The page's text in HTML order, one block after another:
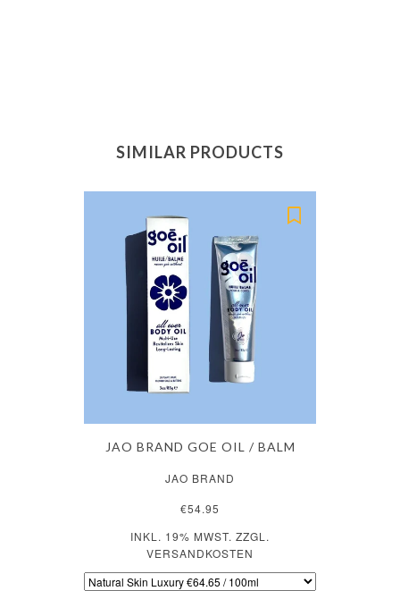
SIMILAR PRODUCTS
JAO BRAND GOE OIL / BALM
JAO BRAND
€54.95
INKL. 19% MWST. ZZGL.
VERSANDKOSTEN